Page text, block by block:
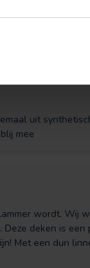
uit
mee
wordt. Wij
deken is
Met een dun